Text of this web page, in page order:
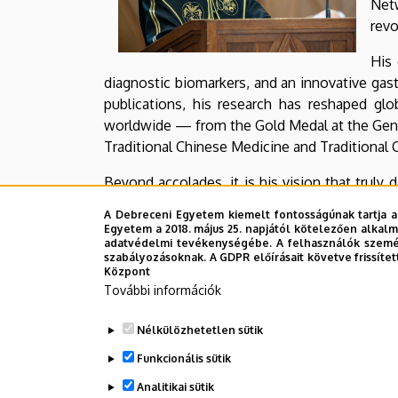
His
diagnostic biomarkers, and an innovative
publications, his research has reshaped
worldwide — from the Gold Medal at the
Traditional Chinese Medicine and Traditional
Beyond accolades, it is his vision that truly
our commitment to excellence in research,
innovative pharmaceuticals.
By blending the wisdom of ancient healing
Legutóbb frissítve: 2025. 08. 11. 11:23
A Debreceni Egyetem kiemelt fontosságúnak
Egyetem a 2018. május 25. napjától kötelezően
adatvédelmi tevékenységébe. A felhasználók
szabályozásoknak. A GDPR előírásait követve
Központ
További információk
Nélkülözhetetlen sütik
Funkcionális sütik
Analitikai sütik